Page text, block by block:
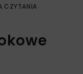
CZYTANIA